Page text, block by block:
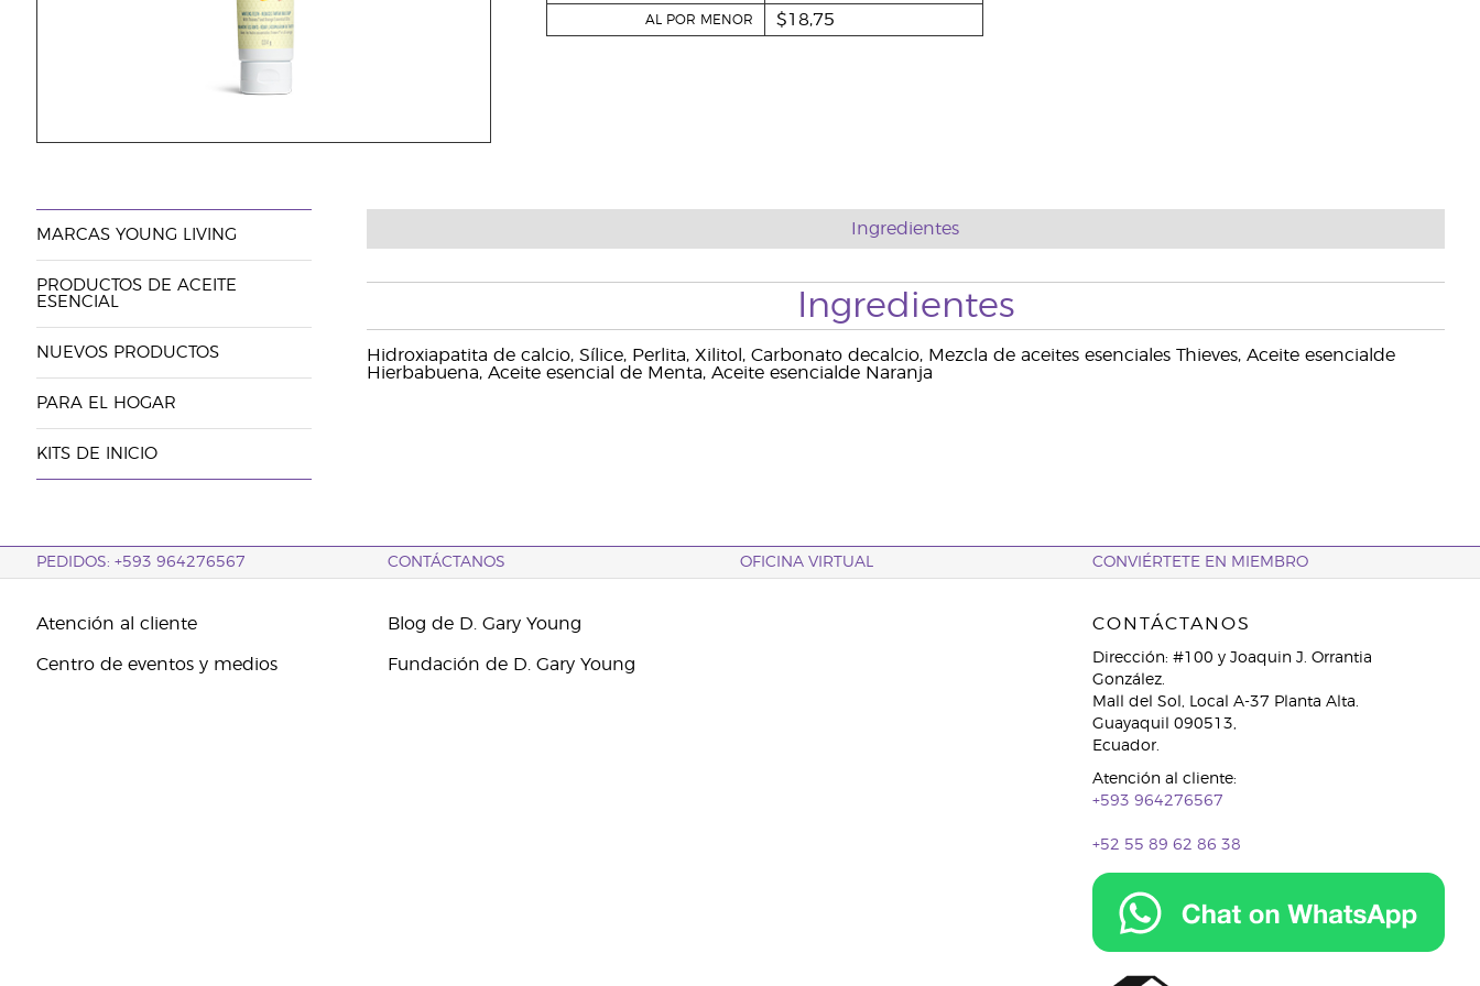
AL POR MENOR $18,75
MARCAS YOUNG LIVING
PRODUCTOS DE ACEITE
ESENCIAL
NUEVOS PRODUCTOS
PARA EL HOGAR
KITS DE INICIO
Ingredientes
Ingredientes
Hidroxiapatita de calcio, Sílice, Perlita, Xilitol, Carbonato decalcio, Mezcla de aceites esenciales Thieves, Aceite esencialde
Hierbabuena, Aceite esencial de Menta, Aceite esencialde Naranja
PEDIDOS: +593 964276567 CONTÁCTANOS OFICINA VIRTUAL CONVIÉRTETE EN MIEMBRO
Atención al cliente
Centro de eventos y medios
Blog de D. Gary Young
Fundación de D. Gary Young
CONTÁCTANOS
Dirección: #100 y Joaquin J. Orrantia
González.
Mall del Sol, Local A-37 Planta Alta.
Guayaquil 090513,
Ecuador.
Atención al cliente:
+593 964276567
+52 55 89 62 86 38